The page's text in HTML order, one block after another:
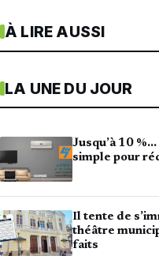
À LIRE AUSSI
LA UNE DU JOUR
Jusqu’à 10
simple pour
Il tente de
théâtre
faits